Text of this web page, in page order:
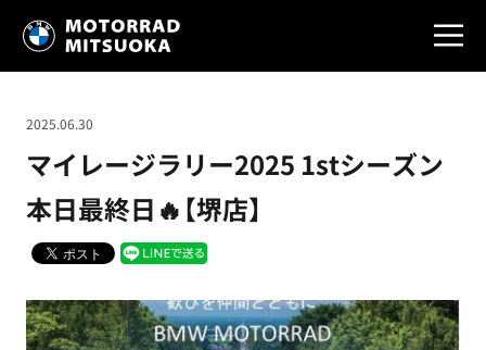
マイレージラリー2025 1stシーズン
本日最終日🔥【堺店】
2025.06.30